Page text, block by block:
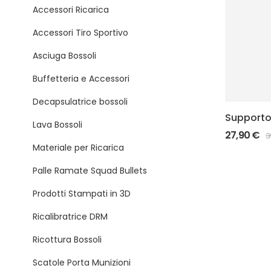
Accessori Ricarica
Accessori Tiro Sportivo
Asciuga Bossoli
Buffetteria e Accessori
Decapsulatrice bossoli
Lava Bossoli
Materiale per Ricarica
Palle Ramate Squad Bullets
Prodotti Stampati in 3D
Ricalibratrice DRM
Ricottura Bossoli
Scatole Porta Munizioni
per
27,90€